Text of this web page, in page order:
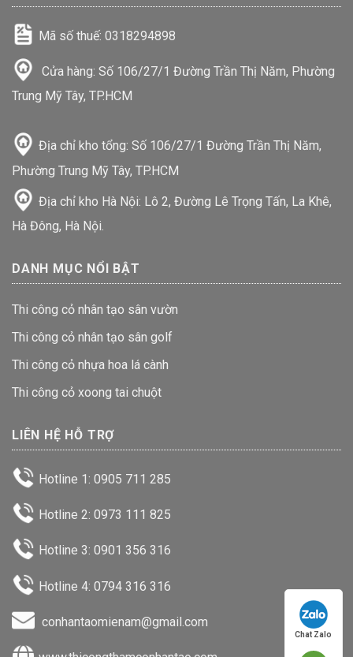
Mã số thuế: 0318294898
Cửa hàng: Số 106/27/1 Đường Trần Thị Năm, Phường
Trung Mỹ Tây, TP.HCM
Địa chỉ kho tổng: Số 106/27/1 Đường Trần Thị Năm,
Phường Trung Mỹ Tây, TP.HCM
Địa chỉ kho Hà Nội: Lô 2, Đường Lê Trọng Tấn, La Khê,
Hà Đông, Hà Nội.
DANH MỤC NỔI BẬT
Thi công cỏ nhân tạo sân vườn
Thi công cỏ nhân tạo sân golf
Thi công cỏ nhựa hoa lá cành
Thi công cỏ xoong tai chuột
LIÊN HỆ HỖ TRỢ
Hotline 1: 0905 711 285
Hotline 2: 0973 111 825
Hotline 3: 0901 356 316
Hotline 4: 0794 316 316
conhantaomienam@gmail.com
Chat Zalo